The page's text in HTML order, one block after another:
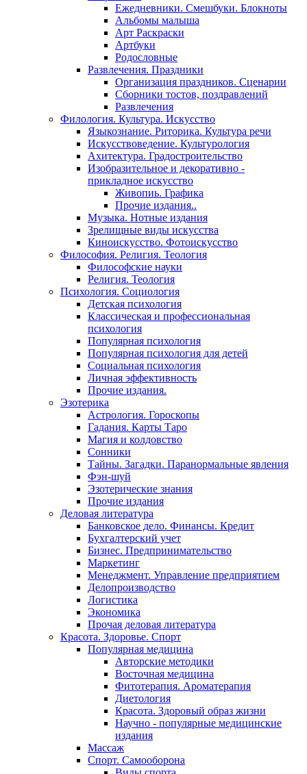
Ежедневники. Смешбуки. Блокноты
Альбомы малыша
Арт Раскраски
Артбуки
Родословные
Развлечения. Праздники
Организация праздников. Сценарии
Сборники тостов, поздравлений
Развлечения
Филология. Культура. Искусство
Языкознание. Риторика. Культура речи
Искусствоведение. Культурология
Ахитектура. Градостроительство
Изобразительное и декоративно -
прикладное искусство
Живопиь. Графика
Прочие издания..
Музыка. Нотные издания
Зрелищные виды искусства
Киноискусство. Фотоискусство
Философия. Религия. Теология
Философские науки
Религия. Теология
Психология. Социология
Детская психология
Классическая и профессиональная
психология
Популярная психология
Популярная психология для детей
Социальная психология
Личная эффективность
Прочие издания.
Эзотерика
Астрология. Гороскопы
Гадания. Карты Таро
Магия и колдовство
Сонники
Тайны. Загадки. Паранормальные явления
Фэн-шуй
Эзотерические знания
Прочие издания
Деловая литература
Банковское дело. Финансы. Кредит
Бухгалтерский учет
Бизнес. Предпринимательство
Маркетинг
Менеджмент. Управление предприятием
Делопроизводство
Логистика
Экономика
Прочая деловая литература
Красота. Здоровье. Спорт
Популярная медицина
Авторские методики
Восточная медицина
Фитотерапия. Ароматерапия
Диетология
Красота. Здоровый образ жизни
Научно - популярные медицинские
издания
Массаж
Спорт. Самооборона